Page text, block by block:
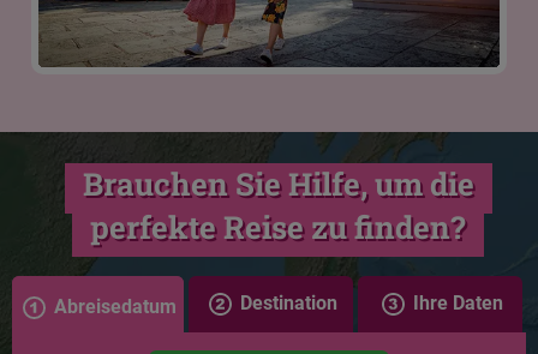
Brauchen Sie Hilfe, um die
perfekte Reise zu finden?
Abreisedatum Destination Ihre Daten